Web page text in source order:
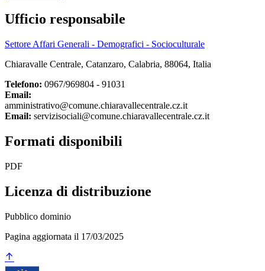
Ufficio responsabile
Settore Affari Generali - Demografici - Socioculturale
Chiaravalle Centrale, Catanzaro, Calabria, 88064, Italia
Telefono: 0967/969804 - 91031
Email:
amministrativo@comune.chiaravallecentrale.cz.it
Email: servizisociali@comune.chiaravallecentrale.cz.it
Formati disponibili
PDF
Licenza di distribuzione
Pubblico dominio
Pagina aggiornata il 17/03/2025